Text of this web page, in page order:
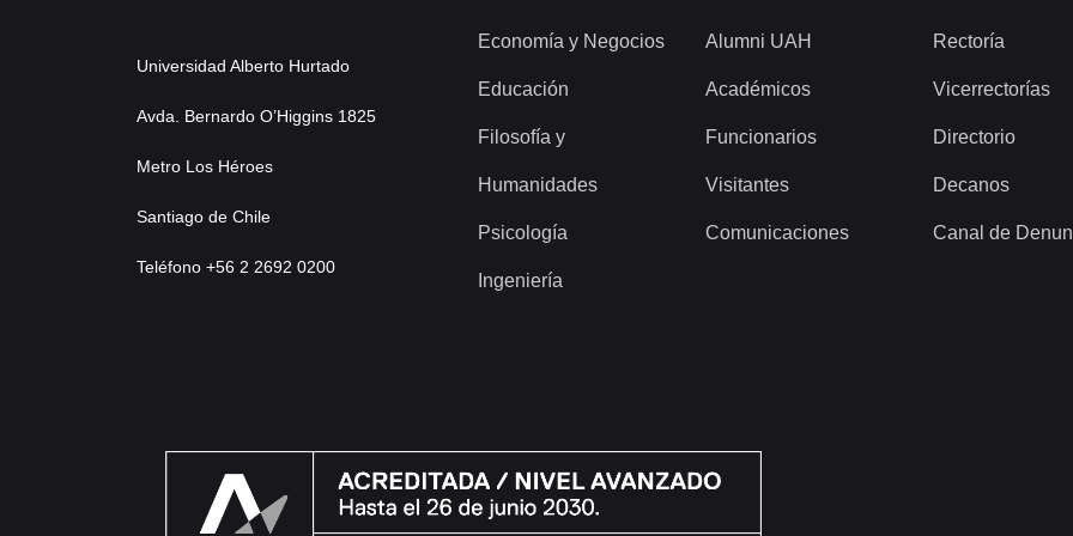
Universidad Alberto Hurtado
Avda. Bernardo O’Higgins 1825
Metro Los Héroes
Santiago de Chile
Teléfono +56 2 2692 0200
Economía y Negocios
Educación
Filosofía y
Humanidades
Psicología
Ingeniería
Alumni UAH
Académicos
Funcionarios
Visitantes
Comunicaciones
Rectoría
Vicerrectorías
Directorio
Decanos
Canal de